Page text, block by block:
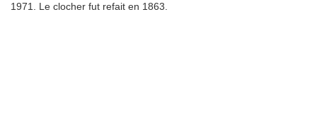
1971. Le clocher fut refait en 1863.